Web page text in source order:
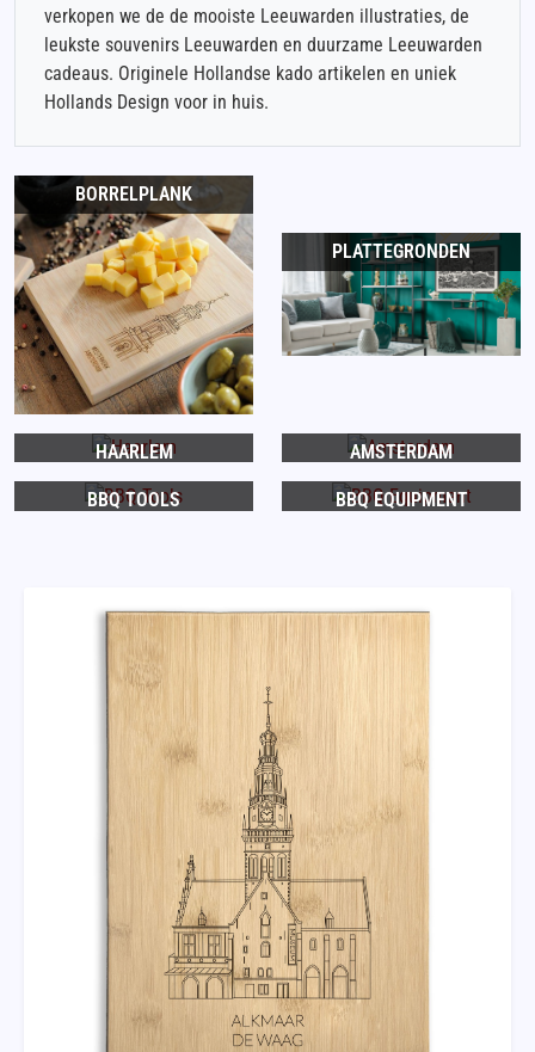
verkopen we de de mooiste Leeuwarden illustraties, de
leukste souvenirs Leeuwarden en duurzame Leeuwarden
cadeaus. Originele Hollandse kado artikelen en uniek
Hollands Design voor in huis.
BORRELPLANK
PLATTEGRONDEN
HAARLEM AMSTERDAM
BBQ TOOLS BBQ EQUIPMENT